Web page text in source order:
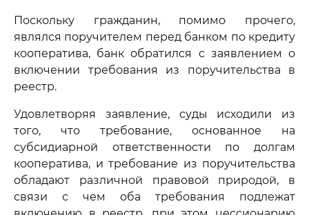
Поскольку гражданин, помимо прочего,
являлся поручителем перед банком по кредиту
кооператива, банк обратился с заявлением о
включении требования из поручительства в
реестр.
Удовлетворяя заявление, суды исходили из
того, что требование, основанное на
субсидиарной ответственности по долгам
кооператива, и требование из поручительства
обладают различной правовой природой, в
связи с чем оба требования подлежат